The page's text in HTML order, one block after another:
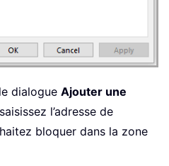
dialogue Ajouter une
l’adresse de
bloquer dans la zone